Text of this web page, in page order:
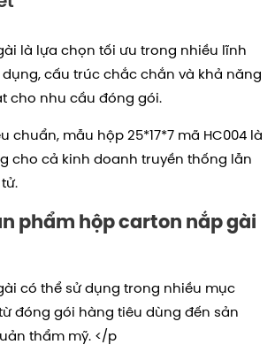
là lựa chọn tối ưu trong nhiều lĩnh
cấu trúc chắc chắn và khả năng
cho nhu cầu đóng gói.
chuẩn, mẫu hộp25*17*7 mã HC004 là
cho cả kinh doanh truyền thống lẫn
phẩm hộp carton nắp gài
có thể sử dụng trong nhiều mục
đóng gói hàng tiêu dùng đến sản
thẩm mỹ. </p